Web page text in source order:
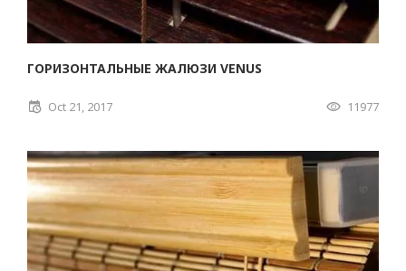
ГОРИЗОНТАЛЬНЫЕ ЖАЛЮЗИ VENUS
Oct 21, 2017 11977